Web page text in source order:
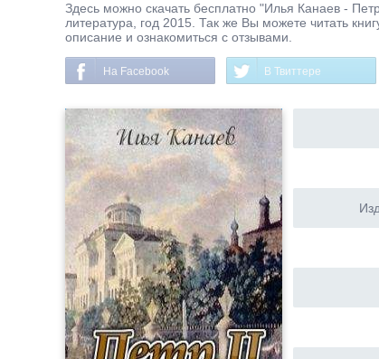
Здесь можно скачать бесплатно "Илья Канаев -
литература, год 2015. Так же Вы можете читать
описание и ознакомиться с отзывами.
На Facebook В Твиттере